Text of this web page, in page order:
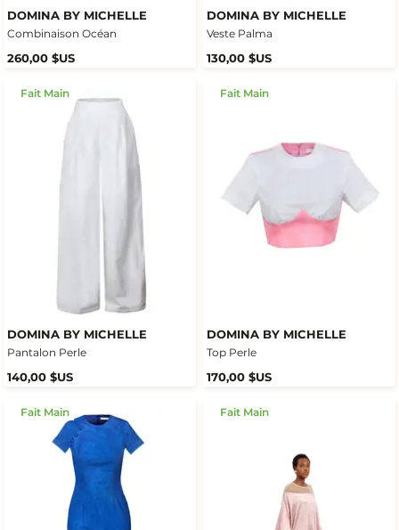
DOMINA BY MICHELLE
Combinaison Océan
260,00 $US
DOMINA BY MICHELLE
Veste Palma
130,00 $US
Fait Main
DOMINA BY MICHELLE
Pantalon Perle
140,00 $US
Fait Main
DOMINA BY MICHELLE
Top Perle
170,00 $US
Fait Main Fait Main